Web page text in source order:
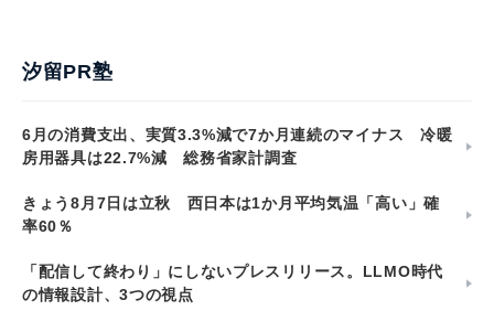
汐留PR塾
6月の消費支出、実質3.3%減で7か月連続のマイナス 冷暖
房用器具は22.7%減 総務省家計調査
きょう8月7日は立秋 西日本は1か月平均気温「高い」確
率60％
「配信して終わり」にしないプレスリリース。LLMO時代
の情報設計、3つの視点